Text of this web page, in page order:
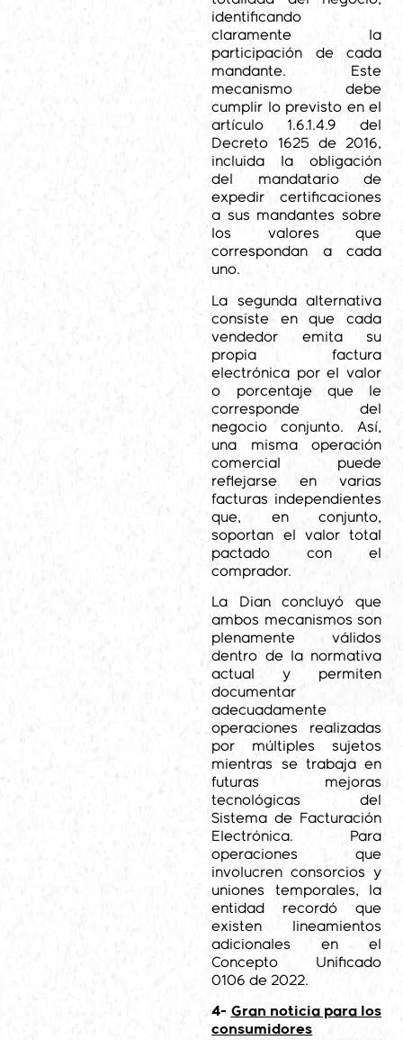
identificando
claramente la
participación de cada
mandante. Este
mecanismo debe
cumplir lo previsto en el
artículo 1.6.1.4.9 del
Decreto 1625 de 2016,
incluida la obligación
del mandatario de
expedir certificaciones
a sus mandantes sobre
los valores que
correspondan a cada
uno.
La segunda alternativa
consiste en que cada
vendedor emita su
propia factura
electrónica por el valor
o porcentaje que le
corresponde del
negocio conjunto. Así,
una misma operación
comercial puede
reflejarse en varias
facturas independientes
que, en conjunto,
soportan el valor total
pactado con el
comprador.
La Dian concluyó que
ambos mecanismos son
plenamente válidos
dentro de la normativa
actual y permiten
documentar
adecuadamente
operaciones realizadas
por múltiples sujetos
mientras se trabaja en
futuras mejoras
tecnológicas del
Sistema de Facturación
Electrónica. Para
operaciones que
involucren consorcios y
uniones temporales, la
entidad recordó que
existen lineamientos
adicionales en el
Concepto Unificado
0106 de 2022.
4- Gran noticia para los
consumidores